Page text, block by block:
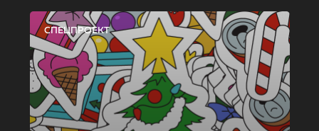
СПЕЦПРОЕКТ